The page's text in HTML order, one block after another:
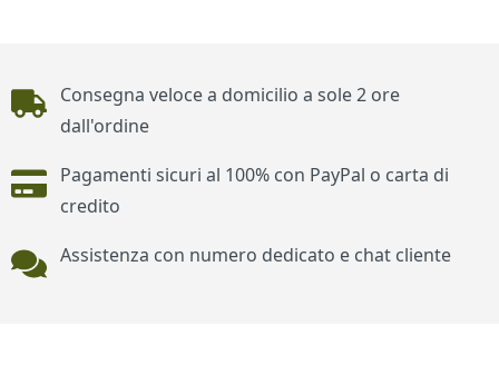
Piè di pagina
Consegna veloce a domicilio a sole 2 ore
dall'ordine
Pagamenti sicuri al 100% con PayPal o carta di
credito
Assistenza con numero dedicato e chat cliente